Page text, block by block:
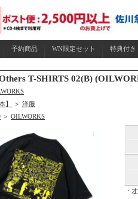
予約商品 WN限定セット 特典付き
T-SHIRTS 02(B)
】 ＞ 洋服
＞ OILWORKS
・